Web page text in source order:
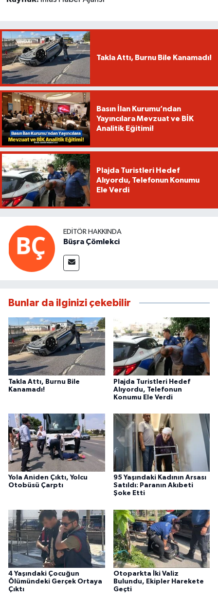
Takla Attı, Burnu Bile Kanamadı!
Basın İlan Kurumu’ndan
Yayıncılara Mevzuat ve BİK
Analitik Eğitimi!
Plajda Turistleri Hedef
Alıyordu, Telefonun Konumu
Ele Verdi
EDITÖR HAKKINDA
Büşra Çömlekci
Bunlar da ilginizi çekebilir
Takla Attı, Burnu Bile
Kanamadı!
Plajda Turistleri Hedef
Alıyordu, Telefonun
Konumu Ele Verdi
Yola Aniden Çıktı, Yolcu
Otobüsü Çarptı
95 Yaşındaki Kadının Arsası
Satıldı: Paranın Akıbeti
Şoke Etti
4 Yaşındaki Çocuğun
Ölümündeki Gerçek Ortaya
Çıktı
Otoparkta İki Valiz
Bulundu, Ekipler Harekete
Geçti